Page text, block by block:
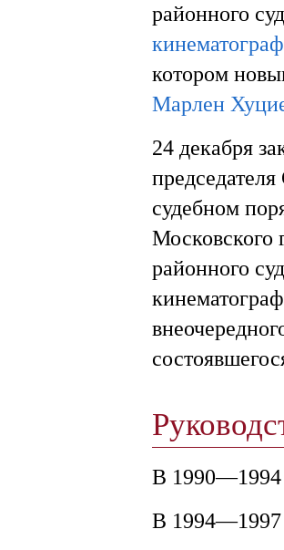
районного
котором
Марлен
24 декабря
судебном
Московского
районного
В 1990—1994
В